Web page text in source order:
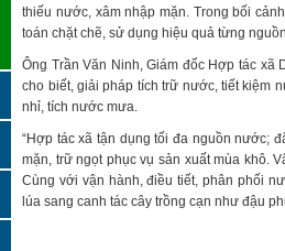
thiếu nước, xâm nhập mặn. Trong bối
toán chặt chẽ, sử dụng hiệu quả từng
Ông Trần Văn Ninh, Giám đốc Hợp tác
cho biết, giải pháp tích trữ nước, tiết kiệm
nhỉ, tích nước mưa.
“Hợp tác xã tận dụng tối đa nguồn nước;
mặn, trữ ngọt phục vụ sản xuất mùa khô.
Cùng với vận hành, điều tiết, phân phối
lúa sang canh tác cây trồng cạn như đậu